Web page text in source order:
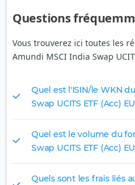
Questions
Vous trouverez ici toutes les
Amundi MSCI India Swap
Quel est l'ISIN/le WKN
Swap UCITS ETF (Acc)
Quel est le volume du
Swap UCITS ETF (Acc)
Quels sont les frais liés